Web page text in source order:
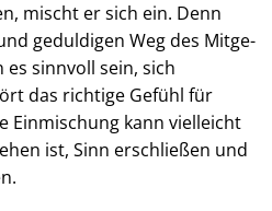
mischt er sich ein. Denn
geduldigen Weg des Mitge­
sinnvoll sein, sich
das richtige Gefühl für
Ein­mischung kann vielleicht
ist, Sinn erschließen und